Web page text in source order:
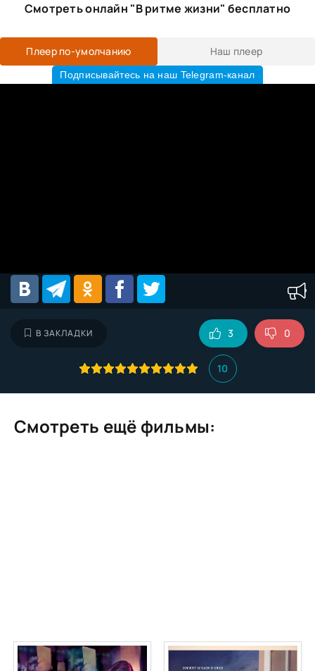
Смотреть онлайн "В ритме жизни" бесплатно
Плеер по-умолчанию Наш плеер
Подписывайтесь на наш Telegram-канал
В ЗАКЛАДКИ
10
3 0
Смотреть ещё фильмы: